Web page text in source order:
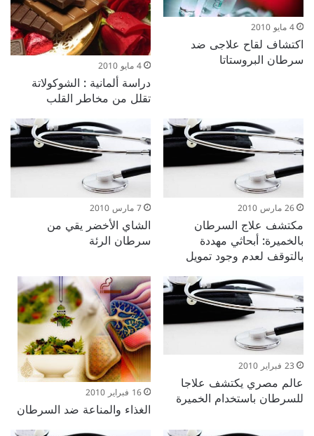
4 مايو 2010
اكتشاف لقاح علاجى ضد
سرطان البروستاتا 4 مايو 2010
دراسة ألمانية : الشوكولاتة
تقلل من مخاطر القلب
26 مارس 2010
مكتشف علاج السرطان
بالخميرة: أبحاثي مهددة
بالتوقف لعدم وجود تمويل
7 مارس 2010
الشاي الأخضر يقي من
سرطان الرئة
23 فبراير 2010
عالم مصري يكتشف علاجا
للسرطان باستخدام الخميرة 16 فبراير 2010
الغذاء والمناعة ضد السرطان